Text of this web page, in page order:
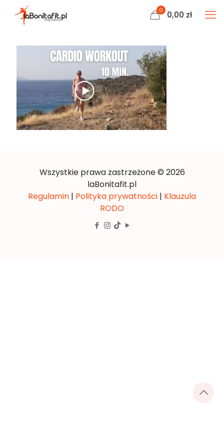
0 0,00 zł
Wszystkie prawa zastrzeżone © 2026
laBonitafit.pl
Regulamin | Polityka prywatności | Klauzula
RODO